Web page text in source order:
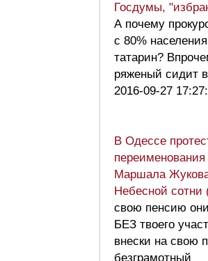
Госдумы,
А почему
с 80%
татарин?
ряженый сидит
2016-09-27
В Одессе
переименования
Маршала
Небесной сотни
свою пенсию
БЕЗ твоего
внески на свою
безграмотный